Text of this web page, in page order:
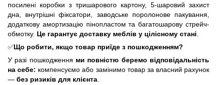
посилені коробки з тришарового картону, 5-шаровий захист
дна, внутрішні фіксатори, заводське поролонове пакування,
додаткову амортизацію пінопластом та багатошарову стрейч-
обмотку. Це гарантує доставку меблів у цілісному стані
✅Що робити, якщо товар приїде з пошкодженням?
У разі пошкодження ми повністю беремо відповідальність
на себе: компенсуємо або замінимо товар за власний рахунок
— без ризиків для клієнта